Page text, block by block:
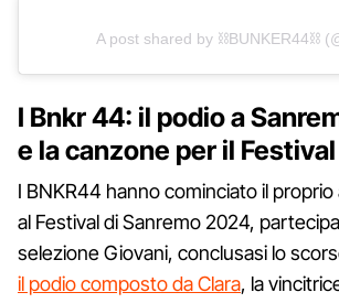
A post shared by ⛓BUNKER44⛓
I Bnkr 44: il podio a
e la canzone per il
I BNKR44 hanno cominciato il
al Festival di Sanremo 2024,
selezione Giovani, conclusasi lo
il podio composto da Clara, la